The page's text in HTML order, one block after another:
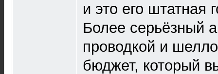
и это его штатная
Более серьёзный
проводкой и
бюджет, который